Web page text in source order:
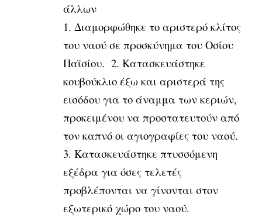
άλλων
1. Διαμορφώθηκε το αριστερό κλίτος
του ναού σε προσκύνημα του Οσίου
Παϊσίου. 2. Κατασκευάστηκε
κουβούκλιο έξω και αριστερά της
εισόδου για το άναμμα των κεριών,
προκειμένου να προστατευτούν από
τον καπνό οι αγιογραφίες του ναού.
3. Κατασκευάστηκε πτυσσόμενη
εξέδρα για όσες τελετές
προβλέπονται να γίνονται στον
εξωτερικό χώρο του ναού.